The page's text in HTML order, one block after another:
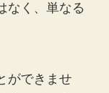
なく、単なる
ができませ